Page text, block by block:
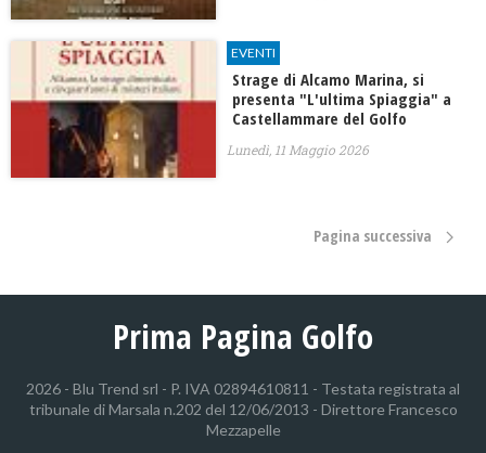
EVENTI
Strage di Alcamo Marina, si
presenta "L'ultima Spiaggia" a
Castellammare del Golfo
Lunedì, 11 Maggio 2026
Pagina successiva
Prima Pagina Golfo
2026 - Blu Trend srl - P. IVA 02894610811 - Testata registrata al
tribunale di Marsala n.202 del 12/06/2013 - Direttore Francesco
Mezzapelle